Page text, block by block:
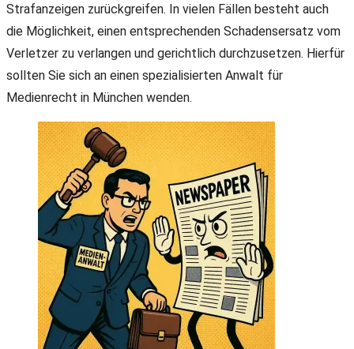
Strafanzeigen zurückgreifen. In vielen Fällen besteht auch
die Möglichkeit, einen entsprechenden Schadensersatz vom
Verletzer zu verlangen und gerichtlich durchzusetzen. Hierfür
sollten Sie sich an einen spezialisierten Anwalt für
Medienrecht in München wenden.